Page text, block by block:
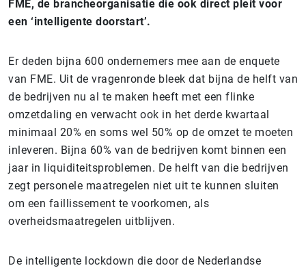
FME, de brancheorganisatie die ook direct pleit voor
een ‘intelligente doorstart’.
Er deden bijna 600 ondernemers mee aan de enquete
van FME. Uit de vragenronde bleek dat bijna de helft van
de bedrijven nu al te maken heeft met een flinke
omzetdaling en verwacht ook in het derde kwartaal
minimaal 20% en soms wel 50% op de omzet te moeten
inleveren. Bijna 60% van de bedrijven komt binnen een
jaar in liquiditeitsproblemen. De helft van die bedrijven
zegt personele maatregelen niet uit te kunnen sluiten
om een faillissement te voorkomen, als
overheidsmaatregelen uitblijven.
De intelligente lockdown die door de Nederlandse